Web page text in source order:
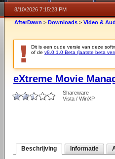
8/10/2026 7:15:23 PM
AfterDawn > Downloads > Video &
Dit is een oude versie van deze
of de v8.0.1.0 Beta (laatste beta
eXtreme Movie
Shareware
Vista / WinXP
Beschrijving Informatie